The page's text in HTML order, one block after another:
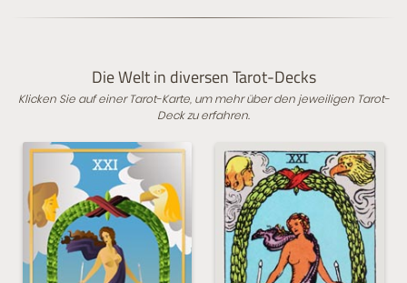
Die Welt in diversen Tarot-Decks
Klicken Sie auf einer Tarot-Karte, um mehr über den jeweiligen Tarot-
Deck zu erfahren.